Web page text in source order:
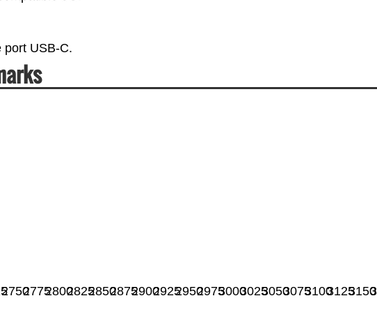
port USB-C.
27502775280028252850287529002925295029753000302530503075310031253150